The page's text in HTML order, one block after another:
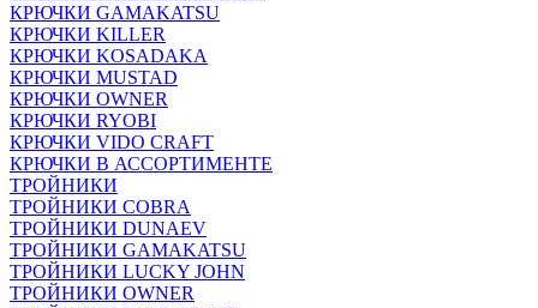
КРЮЧКИ GAMAKATSU
КРЮЧКИ KILLER
КРЮЧКИ KOSADAKA
КРЮЧКИ MUSTAD
КРЮЧКИ OWNER
КРЮЧКИ RYOBI
КРЮЧКИ VIDO CRAFT
КРЮЧКИ В АССОРТИМЕНТЕ
ТРОЙНИКИ
ТРОЙНИКИ COBRA
ТРОЙНИКИ DUNAEV
ТРОЙНИКИ GAMAKATSU
ТРОЙНИКИ LUCKY JOHN
ТРОЙНИКИ OWNER